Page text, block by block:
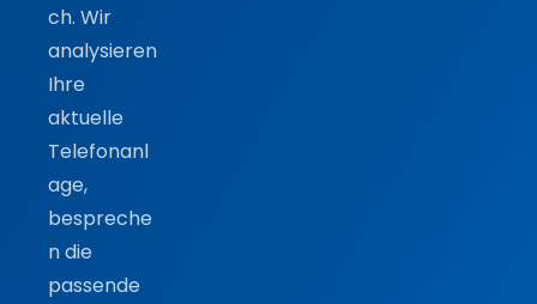
ch. Wir
analysieren
Ihre
aktuelle
Telefonanl
age,
bespreche
n die
passende